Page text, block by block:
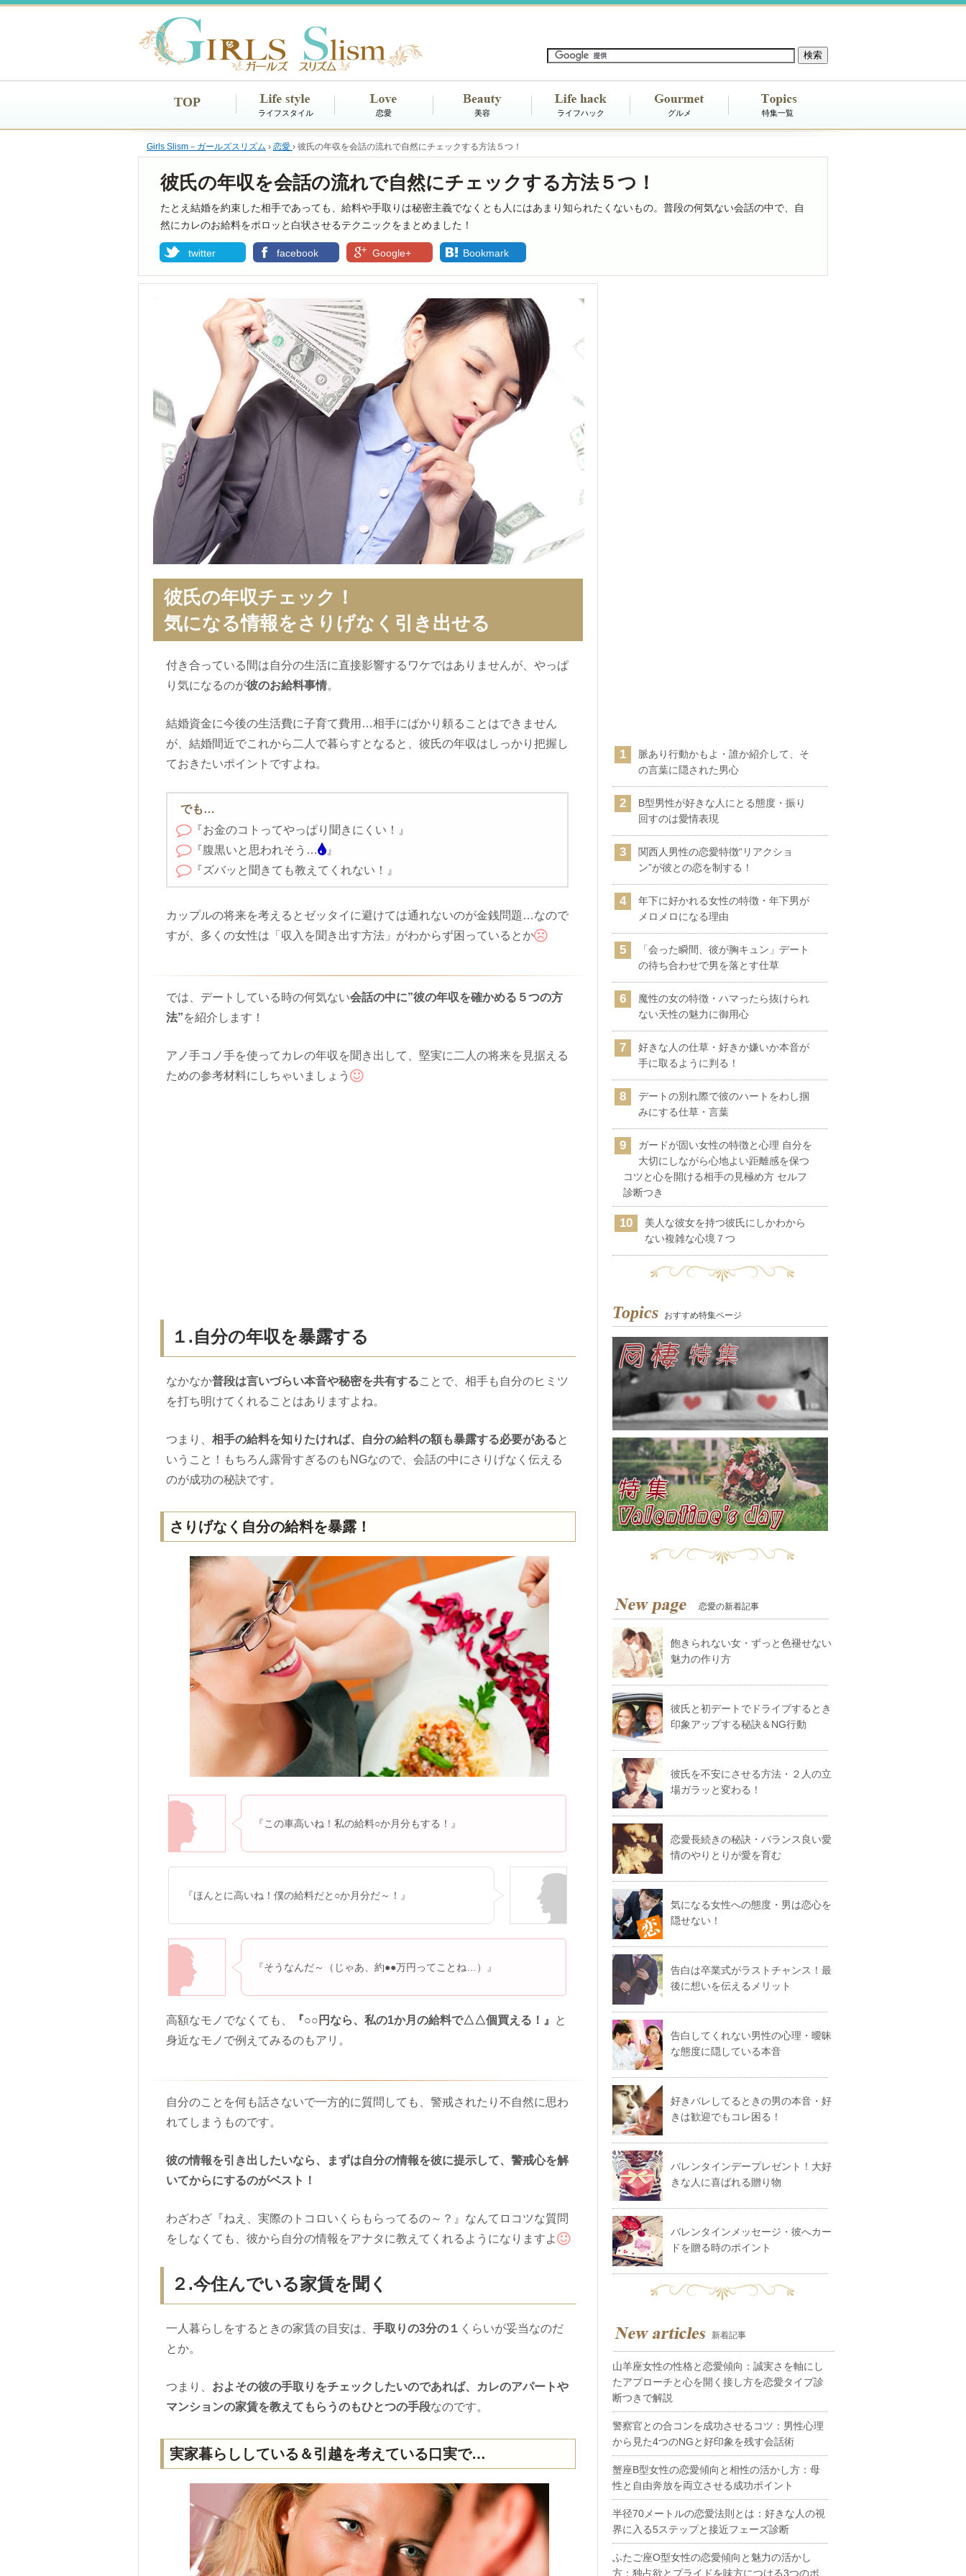
TOP
ライフスタイル 恋愛 美容 ライフハック グルメ 特集一覧
Girls Slism－ガールズスリズム › 恋愛 › 彼氏の年収を会話の流れで自然にチェックする方法５つ！
彼氏の年収を会話の流れで自然にチェックする方法５つ！
たとえ結婚を約束した相手であっても、給料や手取りは秘密主義でなくとも人にはあまり知られたくないもの。普段の何気ない会話の中で、自
然にカレのお給料をポロッと白状させるテクニックをまとめました！
twitter facebook Google+ Bookmark
彼氏の年収チェック！
気になる情報をさりげなく引き出せる
付き合っている間は自分の生活に直接影響するワケではありませんが、やっぱ
り気になるのが彼のお給料事情。
結婚資金に今後の生活費に子育て費用…相手にばかり頼ることはできません
が、結婚間近でこれから二人で暮らすとなると、彼氏の年収はしっかり把握し
ておきたいポイントですよね。
でも…
『お金のコトってやっぱり聞きにくい！』
『腹黒いと思われそう…
』
『ズバッと聞きても教えてくれない！』
カップルの将来を考えるとゼッタイに避けては通れないのが金銭問題…なので
すが、多くの女性は「収入を聞き出す方法」がわからず困っているとか
では、デートしている時の何気ない会話の中に”彼の年収を確かめる５つの方
法”を紹介します！
アノ手コノ手を使ってカレの年収を聞き出して、堅実に二人の将来を見据える
ための参考材料にしちゃいましょう
１.自分の年収を暴露する
なかなか普段は言いづらい本音や秘密を共有することで、相手も自分のヒミツ
を打ち明けてくれることはありますよね。
つまり、 相手の給料を知りたければ、自分の給料の額も暴露する必要があると
いうこと！もちろん露骨すぎるのもNGなので、会話の中にさりげなく伝える
のが成功の秘訣です。
さりげなく自分の給料を暴露！
『この車高いね！私の給料○か月分もする！』
『ほんとに高いね！僕の給料だと○か月分だ～！』
『そうなんだ～（じゃあ、約●●万円ってことね…）』
高額なモノでなくても、 『○○円なら、私の1か月の給料で△△個買える！』
と
身近なモノで例えてみるのもアリ。
自分のことを何も話さないで一方的に質問しても、警戒されたり不自然に思わ
れてしまうものです。
彼の情報を引き出したいなら、まずは自分の情報を彼に提示して、警戒心を解
いてからにするのがベスト！
わざわざ『ねえ、実際のトコロいくらもらってるの～？』なんてロコツな質問
をしなくても、彼から自分の情報をアナタに教えてくれるようになりますよ
２.今住んでいる家賃を聞く
一人暮らしをするときの家賃の目安は、 手取りの3分の１ くらいが妥当なのだ
とか。
つまり、 およその彼の手取りをチェックしたいのであれば、カレのアパートや
マンションの家賃を教えてもらうのもひとつの手段なのです。
実家暮らししている＆引越を考えている口実で…
脈あり行動かもよ・誰か紹介して、そ
の言葉に隠された男心
B型男性が好きな人にとる態度・振り
回すのは愛情表現
関西人男性の恋愛特徴“リアクショ
ン”が彼との恋を制する！
年下に好かれる女性の特徴・年下男が
メロメロになる理由
「会った瞬間、彼が胸キュン」デート
の待ち合わせで男を落とす仕草
魔性の女の特徴・ハマったら抜けられ
ない天性の魅力に御用心
好きな人の仕草・好きか嫌いか本音が
手に取るように判る！
デートの別れ際で彼のハートをわし掴
みにする仕草・言葉
ガードが固い女性の特徴と心理 自分を
大切にしながら心地よい距離感を保つ
コツと心を開ける相手の見極め方 セルフ
診断つき
美人な彼女を持つ彼氏にしかわから
ない複雑な心境７つ
Topics おすすめ特集ページ
恋愛の新着記事
飽きられない女・ずっと色褪せない
魅力の作り方
彼氏と初デートでドライブするとき
印象アップする秘訣＆NG行動
彼氏を不安にさせる方法・２人の立
場ガラッと変わる！
恋愛長続きの秘訣・バランス良い愛
情のやりとりが愛を育む
気になる女性への態度・男は恋心を
隠せない！
告白は卒業式がラストチャンス！最
後に想いを伝えるメリット
告白してくれない男性の心理・曖昧
な態度に隠している本音
好きバレしてるときの男の本音・好
きは歓迎でもコレ困る！
バレンタインデープレゼント！大好
きな人に喜ばれる贈り物
バレンタインメッセージ・彼へカー
ドを贈る時のポイント
新着記事
山羊座女性の性格と恋愛傾向：誠実さを軸にし
たアプローチと心を開く接し方を恋愛タイプ診
断つきで解説
警察官との合コンを成功させるコツ：男性心理
から見た4つのNGと好印象を残す会話術
蟹座B型女性の恋愛傾向と相性の活かし方：母
性と自由奔放を両立させる成功ポイント
半径70メートルの恋愛法則とは：好きな人の視
界に入る5ステップと接近フェーズ診断
ふたご座O型女性の恋愛傾向と魅力の活かし
方：独占欲とプライドを味方につける3つのポ